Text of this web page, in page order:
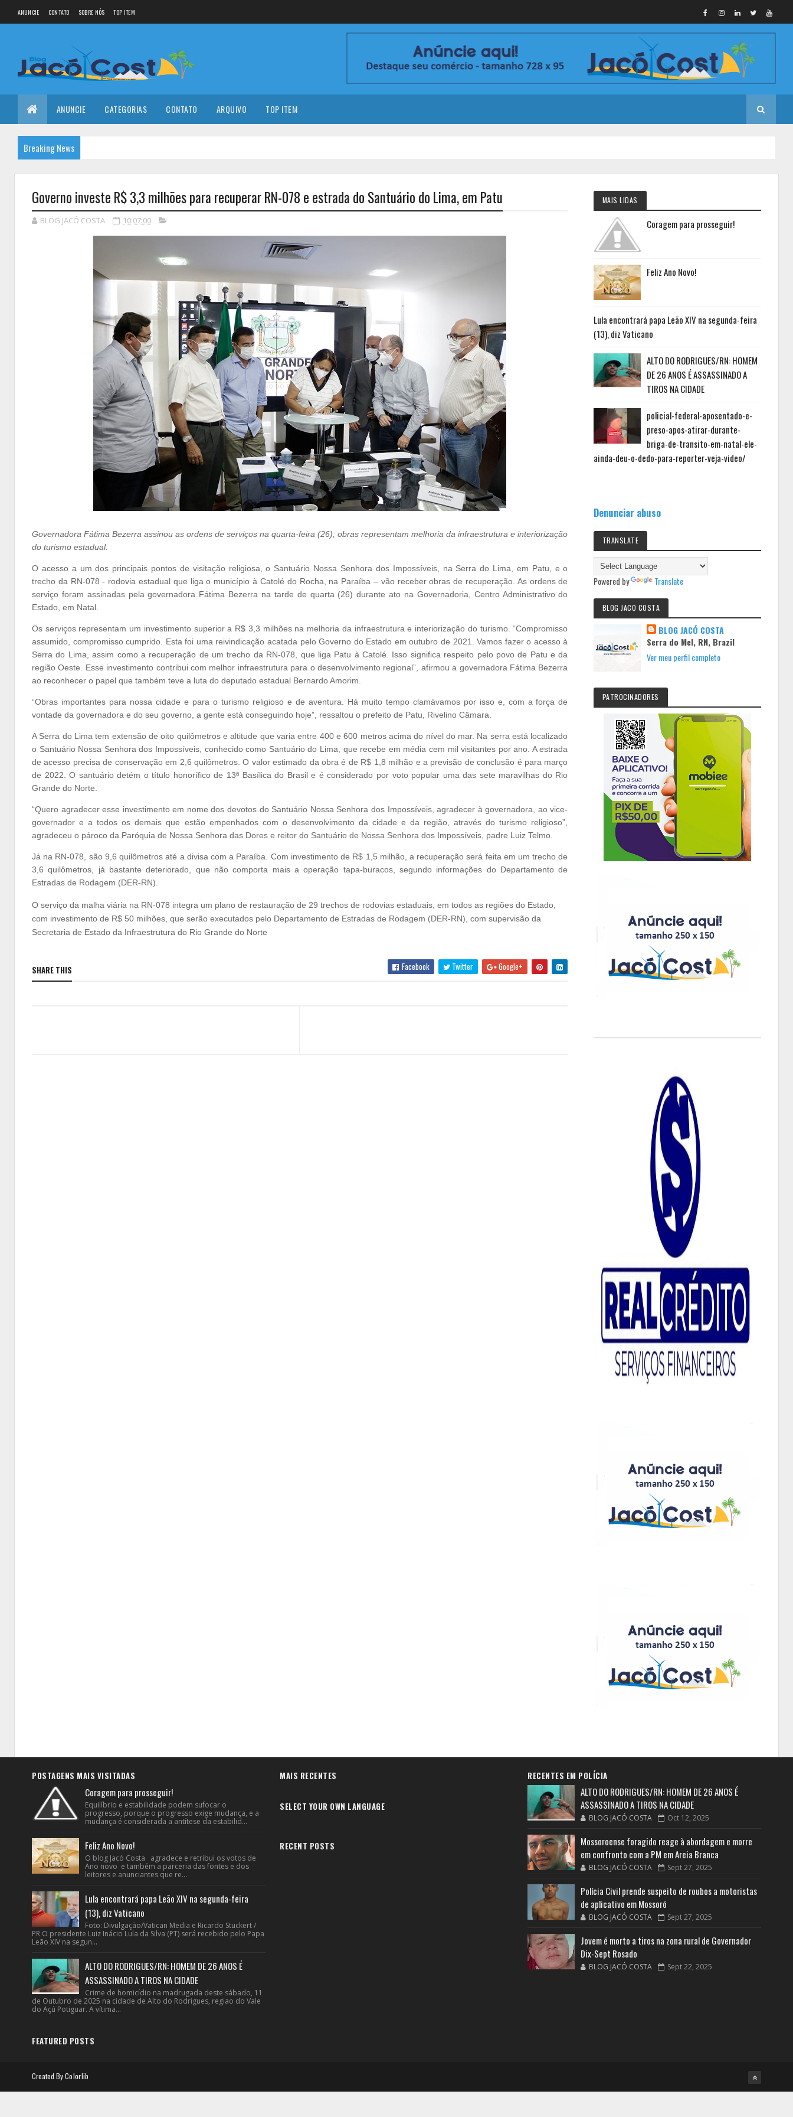
ANUNCIE CONTATO SOBRE NÓS TOP ITEM
ANUNCIE CATEGORIAS CONTATO ARQUIVO TOP ITEM
Breaking News
Governo investe R$ 3,3 milhões para recuperar RN-078 e estrada do Santuário do Lima, em Patu
BLOG JACÓ COSTA 10:07:00
Governadora Fátima Bezerra assinou as ordens de serviços na quarta-feira (26); obras representam melhoria da infraestrutura e interiorização
do turismo estadual.
O acesso a um dos principais pontos de visitação religiosa, o Santuário Nossa Senhora dos Impossíveis, na Serra do Lima, em Patu, e o
trecho da RN-078 - rodovia estadual que liga o município à Catolé do Rocha, na Paraíba – vão receber obras de recuperação. As ordens de
serviço foram assinadas pela governadora Fátima Bezerra na tarde de quarta (26) durante ato na Governadoria, Centro Administrativo do
Estado, em Natal.
Os serviços representam um investimento superior a R$ 3,3 milhões na melhoria da infraestrutura e interiorização do turismo. “Compromisso
assumido, compromisso cumprido. Esta foi uma reivindicação acatada pelo Governo do Estado em outubro de 2021. Vamos fazer o acesso à
Serra do Lima, assim como a recuperação de um trecho da RN-078, que liga Patu à Catolé. Isso significa respeito pelo povo de Patu e da
região Oeste. Esse investimento contribui com melhor infraestrutura para o desenvolvimento regional”, afirmou a governadora Fátima Bezerra
ao reconhecer o papel que também teve a luta do deputado estadual Bernardo Amorim.
“Obras importantes para nossa cidade e para o turismo religioso e de aventura. Há muito tempo clamávamos por isso e, com a força de
vontade da governadora e do seu governo, a gente está conseguindo hoje”, ressaltou o prefeito de Patu, Rivelino Câmara.
A Serra do Lima tem extensão de oito quilômetros e altitude que varia entre 400 e 600 metros acima do nível do mar. Na serra está localizado
o Santuário Nossa Senhora dos Impossíveis, conhecido como Santuário do Lima, que recebe em média cem mil visitantes por ano. A estrada
de acesso precisa de conservação em 2,6 quilômetros. O valor estimado da obra é de R$ 1,8 milhão e a previsão de conclusão é para março
de 2022. O santuário detém o título honorífico de 13ª Basílica do Brasil e é considerado por voto popular uma das sete maravilhas do Rio
Grande do Norte.
“Quero agradecer esse investimento em nome dos devotos do Santuário Nossa Senhora dos Impossíveis, agradecer à governadora, ao vice-
governador e a todos os demais que estão empenhados com o desenvolvimento da cidade e da região, através do turismo religioso”,
agradeceu o pároco da Paróquia de Nossa Senhora das Dores e reitor do Santuário de Nossa Senhora dos Impossíveis, padre Luiz Telmo.
Já na RN-078, são 9,6 quilômetros até a divisa com a Paraíba. Com investimento de R$ 1,5 milhão, a recuperação será feita em um trecho de
3,6 quilômetros, já bastante deteriorado, que não comporta mais a operação tapa-buracos, segundo informações do Departamento de
Estradas de Rodagem (DER-RN).
O serviço da malha viária na RN-078 integra um plano de restauração de 29 trechos de rodovias estaduais, em todos as regiões do Estado,
com investimento de R$ 50 milhões, que serão executados pelo Departamento de Estradas de Rodagem (DER-RN), com supervisão da
Secretaria de Estado da Infraestrutura do Rio Grande do Norte
SHARE THIS Facebook Twitter Google+
MAIS LIDAS
Coragem para prosseguir!
Feliz Ano Novo!
Lula encontrará papa Leão XIV na segunda-feira
(13), diz Vaticano
ALTO DO RODRIGUES/RN: HOMEM
DE 26 ANOS É ASSASSINADO A
TIROS NA CIDADE
policial-federal-aposentado-e-
preso-apos-atirar-durante-
briga-de-transito-em-natal-ele-
ainda-deu-o-dedo-para-reporter-veja-video/
Denunciar abuso
TRANSLATE
Powered by Translate
BLOG JACO COSTA
BLOG JACÓ COSTA
Serra do Mel, RN, Brazil
Ver meu perfil completo
PATROCINADORES
POSTAGENS MAIS VISITADAS
Coragem para prosseguir!
Equilíbrio e estabilidade podem sufocar o
progresso, porque o progresso exige mudança, e a
mudança é considerada a antítese da estabilid...
Feliz Ano Novo!
O blog Jacó Costa agradece e retribui os votos de
Ano novo e também a parceria das fontes e dos
leitores e anunciantes que re...
Lula encontrará papa Leão XIV na segunda-feira
(13), diz Vaticano
Foto: Divulgação/Vatican Media e Ricardo Stuckert /
PR O presidente Luiz Inácio Lula da Silva (PT) será recebido pelo Papa
Leão XIV na segun...
ALTO DO RODRIGUES/RN: HOMEM DE 26 ANOS É
ASSASSINADO A TIROS NA CIDADE
Crime de homicídio na madrugada deste sábado, 11
de Outubro de 2025 na cidade de Alto do Rodrigues, regiao do Vale
do Açú Potiguar. A vítima...
FEATURED POSTS
MAIS RECENTES
SELECT YOUR OWN LANGUAGE
RECENT POSTS
RECENTES EM POLÍCIA
ALTO DO RODRIGUES/RN: HOMEM DE 26 ANOS É
ASSASSINADO A TIROS NA CIDADE
BLOG JACÓ COSTA Oct 12, 2025
Mossoroense foragido reage à abordagem e morre
em confronto com a PM em Areia Branca
BLOG JACÓ COSTA Sept 27, 2025
Polícia Civil prende suspeito de roubos a motoristas
de aplicativo em Mossoró
BLOG JACÓ COSTA Sept 27, 2025
Jovem é morto a tiros na zona rural de Governador
Dix-Sept Rosado
BLOG JACÓ COSTA Sept 22, 2025
Created ByColorlib